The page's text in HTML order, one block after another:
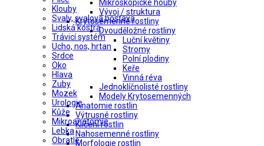
Klouby
Svaly, svalová postava
Lidská kostra
Trávicí systém
Ucho, nos, hrtan
Srdce
Oko
Hlava
Zuby
Mozek
Urologie
Kůže
Mikroanatomie
Lebka
Obratle
Mikroskopické houby
Vývoj / struktura
Krytosemenné rostliny
Dvouděložné rostliny
Luční květiny
Stromy
Polní plodiny
Keře
Vinná réva
Jednoklíčnolisté rostliny
Modely Krytosemenných
Anatomie rostlin
Výtrusné rostliny
Klíčení rostlin
Nahosemenné rostliny
Morfologie rostlin